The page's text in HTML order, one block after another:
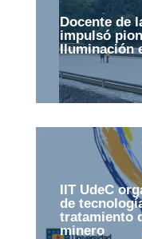
Docente de
impulsó
Iluminación
IIT UdeC
de
tratamiento
minero